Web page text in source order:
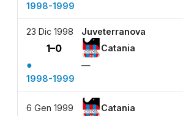
1998-1999
23 Dic 1998 Juveterranova
1–0 Catania
●
—
1998-1999
6 Gen 1999 Catania